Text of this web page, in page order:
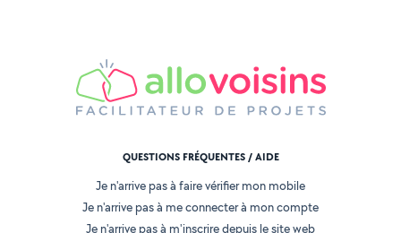
QUESTIONS FRÉQUENTES / AIDE
Je n'arrive pas à faire vérifier mon mobile
Je n'arrive pas à me connecter à mon compte
Je n'arrive pas à m'inscrire depuis le site web